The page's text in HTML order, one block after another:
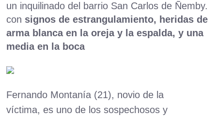
un inquilinado del barrio San Carlos de Ñemby.
con signos de estrangulamiento, heridas de
arma blanca en la oreja y la espalda, y una
media en la boca
Fernando Montanía (21), novio de la
víctima, es uno de los sospechosos y